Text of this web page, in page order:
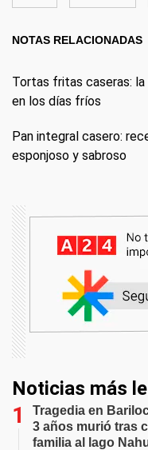
NOTAS RELACIONADAS
Tortas fritas caseras:
en los días fríos
Pan integral casero:
esponjoso y sabroso
Noticias más
Tragedia en
3 años murió tras
familia al lago